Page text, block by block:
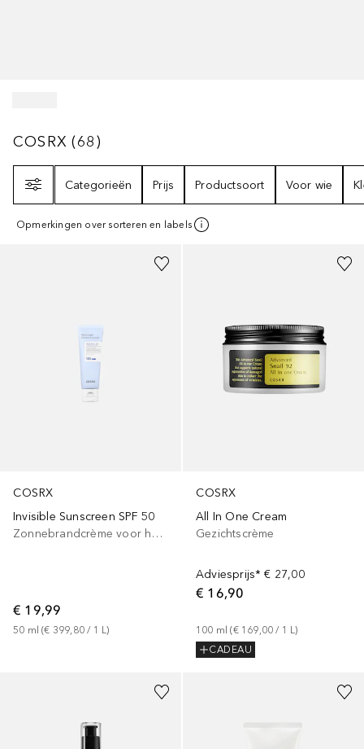
COSRX68
COSRX (68)
Categorieën
Prijs Productsoort Voor wie
Opmerkingen over sorteren en labels
COSRX
Invisible Sunscreen SPF 50
Zonnebrandcrème voor het lichaam
€ 19,99
50 ml (€ 399,80 / 1 L)
COSRX
All In One Cream
Gezichtscrème
Adviesprijs* € 27,00
€ 16,90
100 ml (€ 169,00 / 1 L)
CADEAU